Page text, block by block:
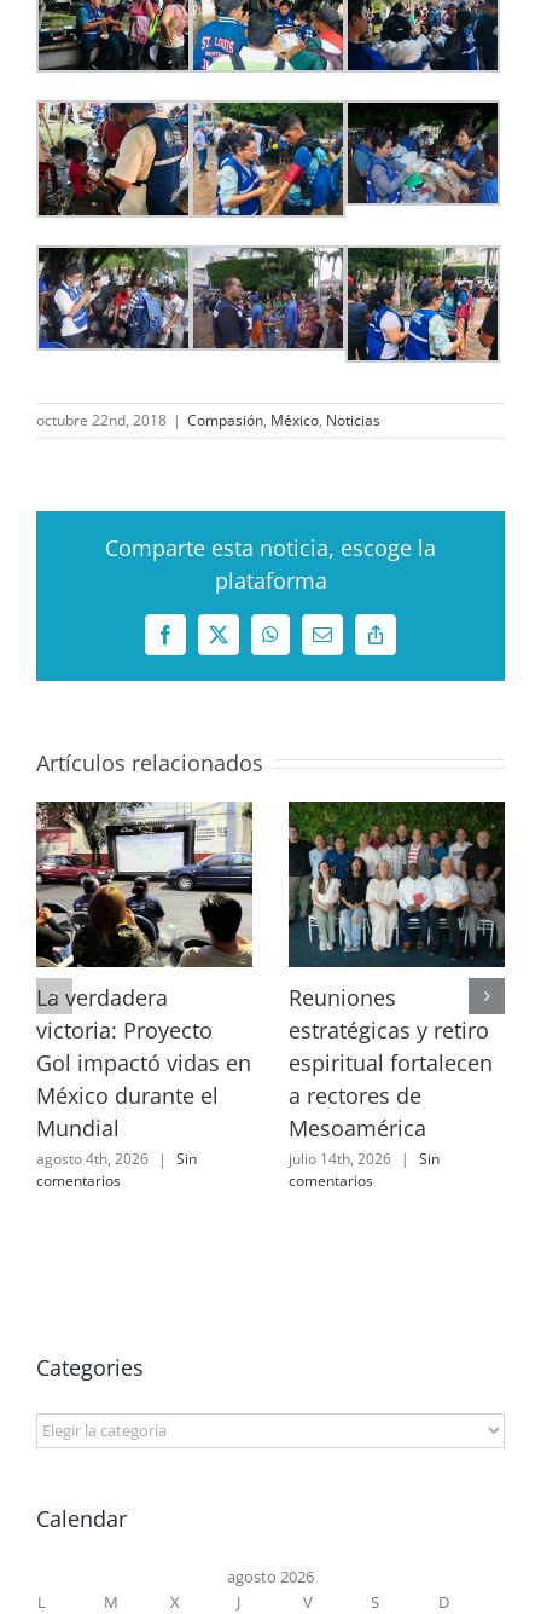
octubre 22nd, 2018 | Compasión, México, Noticias
Comparte esta noticia, escoge la
plataforma
Facebook
X WhatsAppCorreo
electrónico
Copy
Link
Artículos relacionados
La verdadera
victoria: Proyecto
Gol impactó vidas en
México durante el
Mundial
agosto 4th, 2026 |
Sin
comentarios
Reuniones
estratégicas y retiro
espiritual fortalecen
a rectores de
Mesoamérica
julio 14th, 2026 |
Sin
comentarios
Categories
Categories
Calendar
agosto 2026
L
M X J V S D